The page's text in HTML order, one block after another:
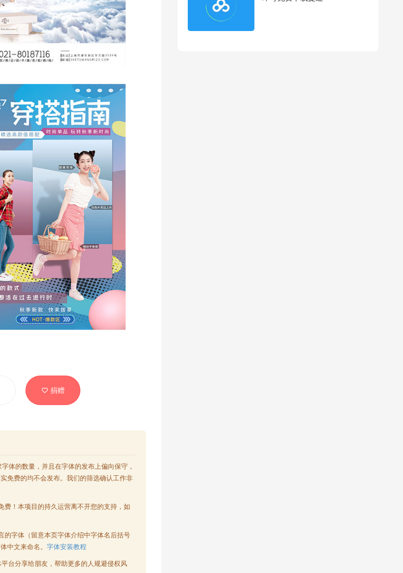
捐赠
体的数量，并且在字体的发布上偏向保守，
免费的均不会发布。我们的筛选确认工作非
费！本项目的持久运营离不开您的支持，如
的字体（留意本页字体介绍中字体名后括号
中文来命名。 字体安装教程
台分享给朋友，帮助更多的人规避侵权风